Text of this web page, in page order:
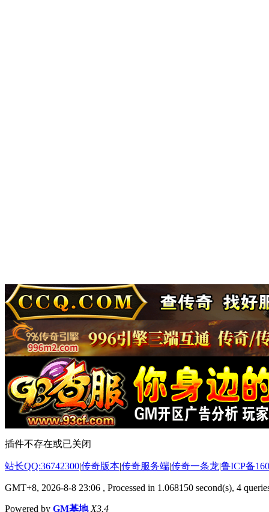
插件不存在或已关闭
站长QQ:36742300|传奇版本|传奇服务端|传奇一条龙|鲁ICP备
GMT+8, 2026-8-8 23:06 , Processed in 1.068150 second(s), 4
Powered by GM基地 X3.4